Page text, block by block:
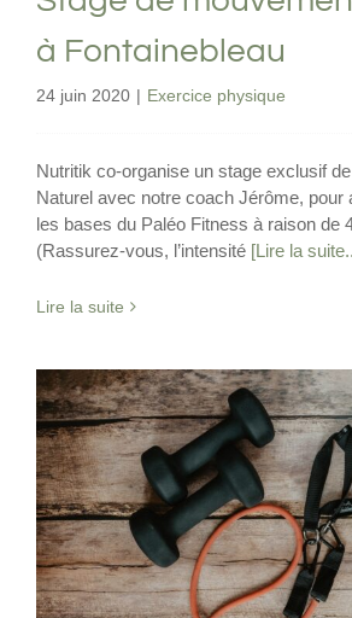
à Fontainebleau
24 juin 2020 | Exercice physique
Nutritik co-organise un stage exclusif
Naturel avec notre coach Jérôme, pour
les bases du Paléo Fitness à raison de
(Rassurez-vous, l’intensité [Lire la
Lire la suite
S’asseoir sur le sol
diabète
Exercice physique